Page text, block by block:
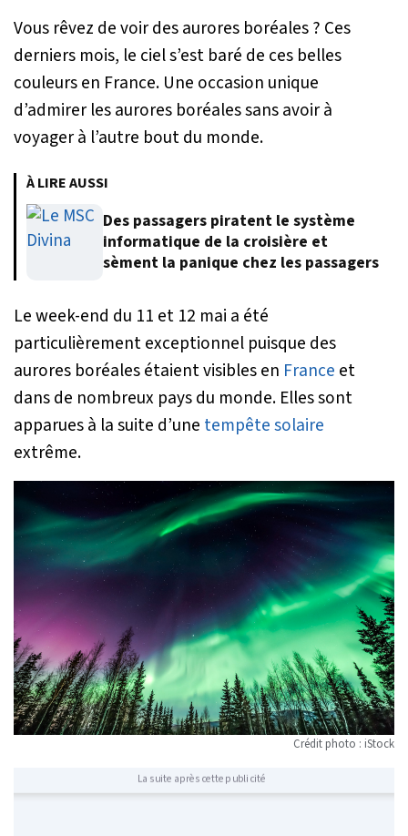
Vous rêvez de voir des aurores boréales ? Ces
derniers mois, le ciel s’est baré de ces belles
couleurs en France. Une occasion unique
d’admirer les aurores boréales sans avoir à
voyager à l’autre bout du monde.
À LIRE AUSSI
Des passagers piratent le système
informatique de la croisière et
sèment la panique chez les passagers
Le week-end du 11 et 12 mai a été
particulièrement exceptionnel puisque des
aurores boréales étaient visibles en France et
dans de nombreux pays du monde. Elles sont
apparues à la suite d’une tempête solaire
extrême.
Crédit photo : iStock
La suite après cette publicité